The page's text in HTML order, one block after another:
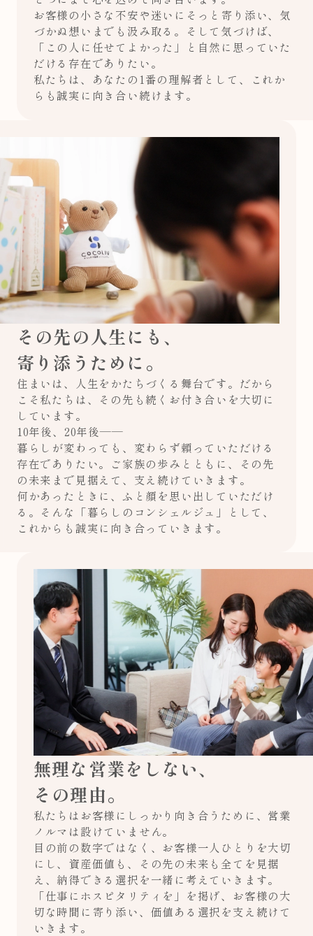
お客様の小さな不安や迷いにそっと寄り添い、気
づかぬ想いまでも汲み取る。そして気づけば、
「この人に任せてよかった」と自然に思っていた
だける存在でありたい。
私たちは、あなたの1番の理解者として、これか
らも誠実に向き合い続けます。
その先の人生にも、
寄り添うために。
住まいは、人生をかたちづくる舞台です。だから
こそ私たちは、その先も続くお付き合いを大切に
しています。
10年後、20年後——
暮らしが変わっても、変わらず頼っていただける
存在でありたい。ご家族の歩みとともに、その先
の未来まで見据えて、支え続けていきます。
何かあったときに、ふと顔を思い出していただけ
る。そんな「暮らしのコンシェルジュ」として、
これからも誠実に向き合っていきます。
無理な営業をしない、
その理由。
私たちはお客様にしっかり向き合うために、営業
ノルマは設けていません。
目の前の数字ではなく、お客様一人ひとりを大切
にし、資産価値も、その先の未来も全てを見据
え、納得できる選択を一緒に考えていきます。
「仕事にホスピタリティを」を掲げ、お客様の大
切な時間に寄り添い、価値ある選択を支え続けて
いきます。